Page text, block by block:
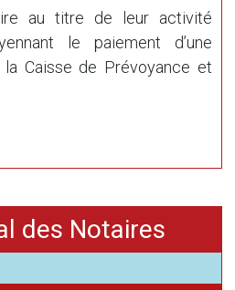
au titre de leur activité
le paiement d’une
Caisse de Prévoyance et
des Notaires